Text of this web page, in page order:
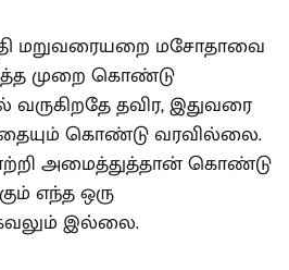
மறுவரையறை மசோதாவை
முறை கொண்டு
தவிர, இதுவரை
கொண்டு வரவில்லை.
அமைத்துத்தான் கொண்டு
எந்த ஒரு
இல்லை.